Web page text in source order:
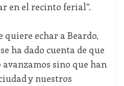
en el recinto ferial”.
quiere echar a Beardo,
ha dado cuenta de que
avanzamos sino que han
y nuestros